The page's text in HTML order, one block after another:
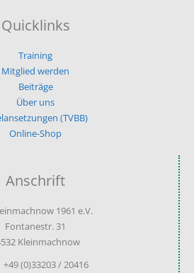
Quicklinks
Training
Mitglied werden
Beiträge
Über uns
(TVBB)
Online-Shop
Anschrift
1961 e.V.
Fontanestr. 31
Kleinmachnow
+49 (0)33203 / 20416